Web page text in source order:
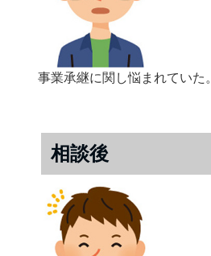
事業承継に関し悩まれていた。
相談後